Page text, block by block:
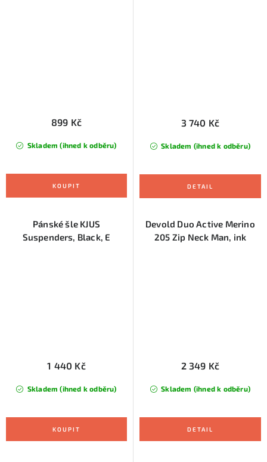
Skladem (ihned k odběru)
899 Kč
Skladem (ihned k odběru)
3 740 Kč
Pánské šle KJUS
Suspenders, Black, E
Skladem (ihned k odběru)
1 440 Kč
Devold Duo Active Merino
205 Zip Neck Man, ink
Skladem (ihned k odběru)
2 349 Kč